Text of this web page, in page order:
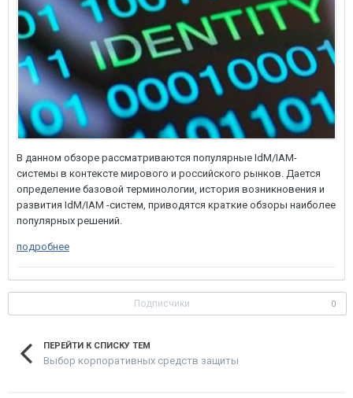
В данном обзоре рассматриваются популярные IdM/IAM-
системы в контексте мирового и российского рынков. Дается
определение базовой терминологии, история возникновения и
развития IdM/IAM -систем, приводятся краткие обзоры наиболее
популярных решений.
подробнее
Подписчики 0
ПЕРЕЙТИ К СПИСКУ ТЕМ
Выбор корпоративных средств защиты